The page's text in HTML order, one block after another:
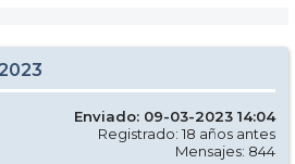
Enviado: 09-03-2023 14:04
Registrado: 18 años antes
Mensajes: 844